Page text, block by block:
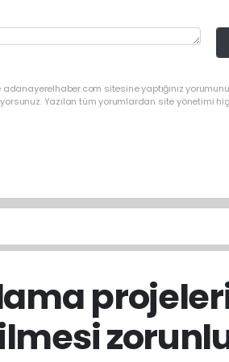
sitesine yaptığınız
Yazılan tüm yorumlardan site yönetimi